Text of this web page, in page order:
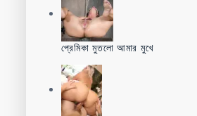
প্রেমিকা মুতলো আমার মুখে